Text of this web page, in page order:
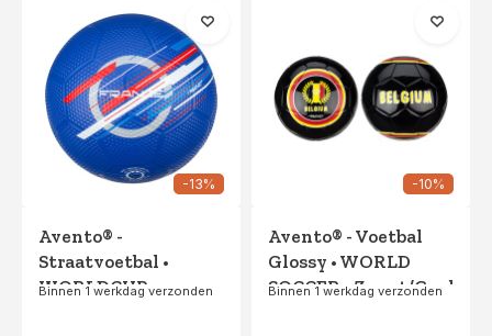
-13%
Avento® -
Straatvoetbal •
WORLDCUP •
Binnen 1 werkdag verzonden
-10%
Avento® - Voetbal
Glossy • WORLD
SOCCER • Zwart/Geel
Binnen 1 werkdag verzonden